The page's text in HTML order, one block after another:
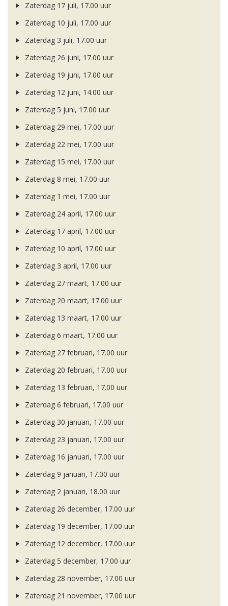
Zaterdag 17 juli, 17.00 uur
Zaterdag 10 juli, 17.00 uur
Zaterdag 3 juli, 17.00 uur
Zaterdag 26 juni, 17.00 uur
Zaterdag 19 juni, 17.00 uur
Zaterdag 12 juni, 14.00 uur
Zaterdag 5 juni, 17.00 uur
Zaterdag 29 mei, 17.00 uur
Zaterdag 22 mei, 17.00 uur
Zaterdag 15 mei, 17.00 uur
Zaterdag 8 mei, 17.00 uur
Zaterdag 1 mei, 17.00 uur
Zaterdag 24 april, 17.00 uur
Zaterdag 17 april, 17.00 uur
Zaterdag 10 april, 17.00 uur
Zaterdag 3 april, 17.00 uur
Zaterdag 27 maart, 17.00 uur
Zaterdag 20 maart, 17.00 uur
Zaterdag 13 maart, 17.00 uur
Zaterdag 6 maart, 17.00 uur
Zaterdag 27 februari, 17.00 uur
Zaterdag 20 februari, 17.00 uur
Zaterdag 13 februari, 17.00 uur
Zaterdag 6 februari, 17.00 uur
Zaterdag 30 januari, 17.00 uur
Zaterdag 23 januari, 17.00 uur
Zaterdag 16 januari, 17.00 uur
Zaterdag 9 januari, 17.00 uur
Zaterdag 2 januari, 18.00 uur
Zaterdag 26 december, 17.00 uur
Zaterdag 19 december, 17.00 uur
Zaterdag 12 december, 17.00 uur
Zaterdag 5 december, 17.00 uur
Zaterdag 28 november, 17.00 uur
Zaterdag 21 november, 17.00 uur